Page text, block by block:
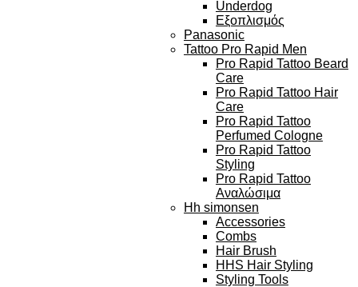
Underdog
Εξοπλισμός
Panasonic
Tattoo Pro Rapid Men
Pro Rapid Tattoo Beard
Care
Pro Rapid Tattoo Hair
Care
Pro Rapid Tattoo
Perfumed Cologne
Pro Rapid Tattoo
Styling
Pro Rapid Tattoo
Αναλώσιμα
Hh simonsen
Accessories
Combs
Hair Brush
HHS Hair Styling
Styling Tools